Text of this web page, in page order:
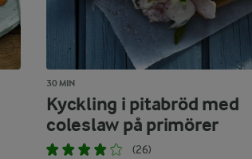
30 MIN
Kyckling i pitabröd med
coleslaw på primörer
(26)